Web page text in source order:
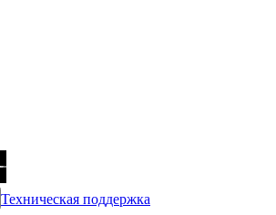
Техническая поддержка